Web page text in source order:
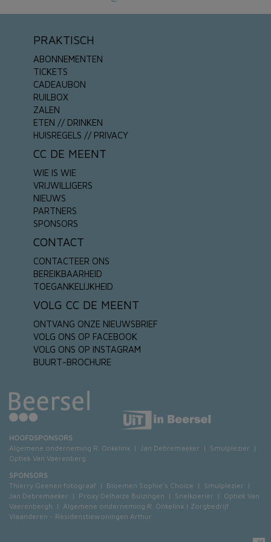
PRAKTISCH
ABONNEMENTEN
TICKETS
CADEAUBON
RUILBOX
ZALEN
ETEN // DRINKEN
HUISREGELS // PRIVACY
CC DE MEENT
WIE IS WIE
VRIJWILLIGERS
NIEUWS
PARTNERS
SPONSORS
CONTACT
CONTACTEER ONS
BEREIKBAARHEID
TOEGANKELIJKHEID
VOLG CC DE MEENT
ONTVANG ONZE NIEUWSBRIEF
VOLG ONS OP FACEBOOK
VOLG ONS OP INSTAGRAM
BUURT-BROCHURE
HOOFDSPONSORS
Algemene onderneming R. Onkelinx | Jan Debremaeker | Smulplezier |
Optiek Van Vaerenberg
SPONSORS
Thierry Geenen fotograaf | Bloemen Sophie's Choice | Smulplezier |
Jan Debremaeker | Proxy Delhaize Buizingen | Snelkoerier | Optiek Van
Vaerenbergh | Algemene onderneming R. Onkelinx | Zorgbedrijf
Vlaanderen - Residenstiewoningen Arthur